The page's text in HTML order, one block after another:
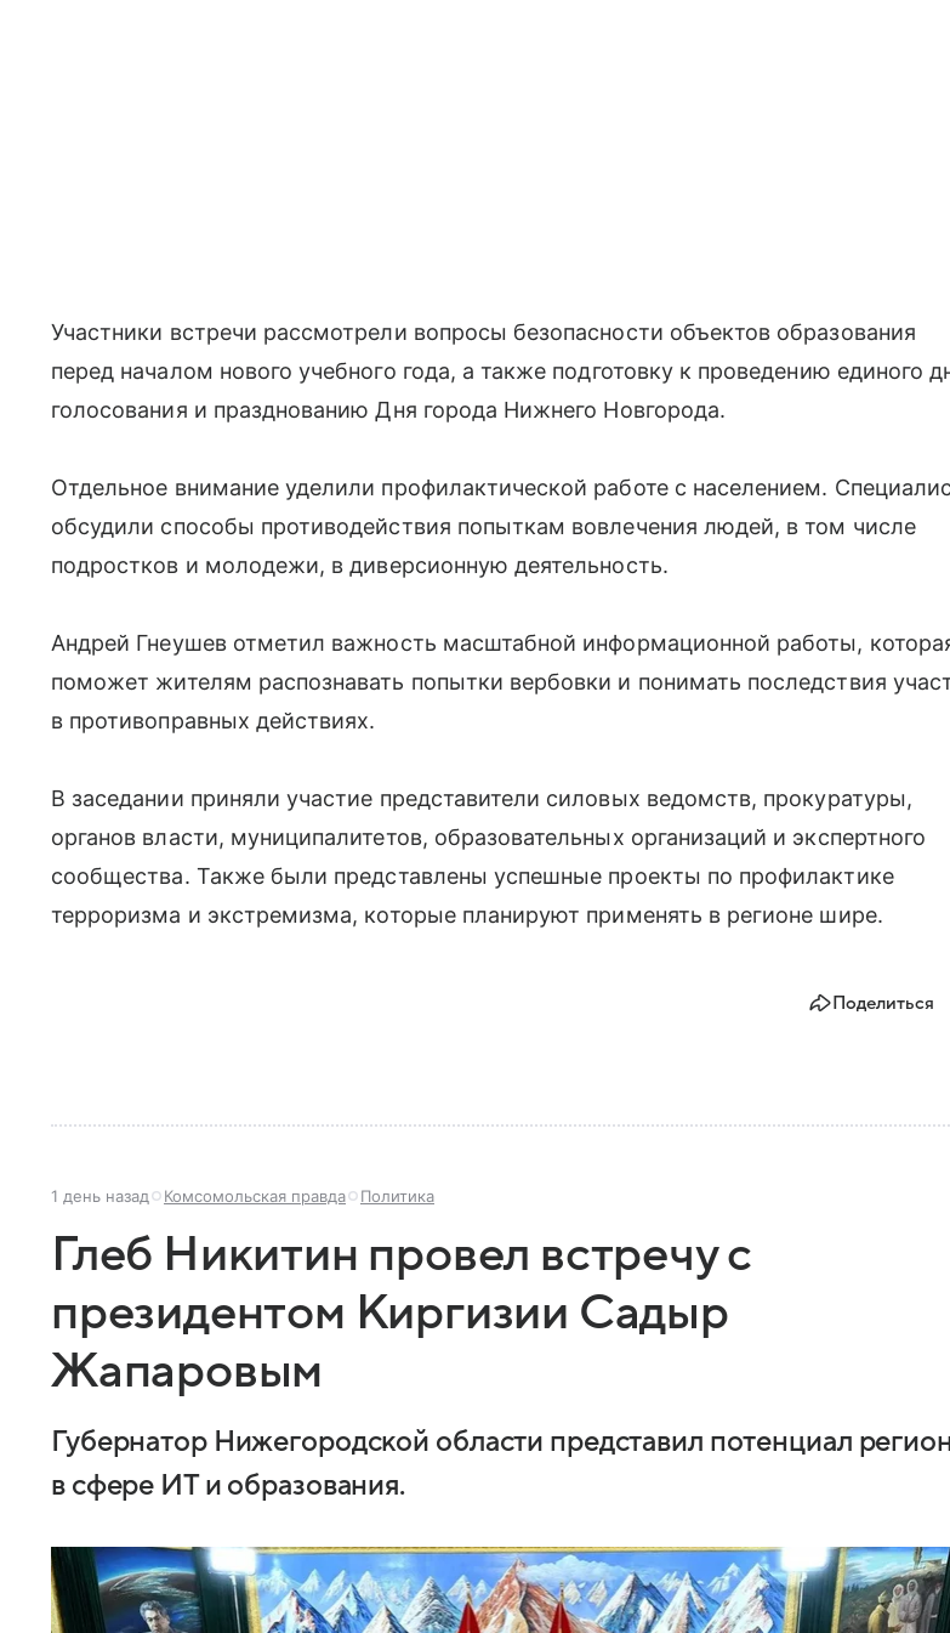
Участники встречи рассмотрели вопросы безопасности объектов образования
перед началом нового учебного года, а также подготовку к проведению единого
голосования и празднованию Дня города Нижнего Новгорода.
Отдельное внимание уделили профилактической работе с населением.
обсудили способы противодействия попыткам вовлечения людей, в том числе
подростков и молодежи, в диверсионную деятельность.
Андрей Гнеушев отметил важность масштабной информационной работы,
поможет жителям распознавать попытки вербовки и понимать последствия
в противоправных действиях.
В заседании приняли участие представители силовых ведомств, прокуратуры,
органов власти, муниципалитетов, образовательных организаций и экспертного
сообщества. Также были представлены успешные проекты по профилактике
терроризма и экстремизма, которые планируют применять в регионе шире.
Поделиться
1 день назад Комсомольская правда Политика
Глеб Никитин провел встречу с
президентом Киргизии Садыр
Жапаровым
Губернатор Нижегородской области представил потенциал
в сфере ИТ и образования.